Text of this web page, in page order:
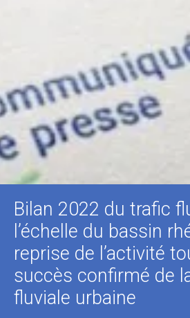
Bilan 2022 du trafic
l’échelle du bassin
reprise de l’activité
succès confirmé de
fluviale urbaine